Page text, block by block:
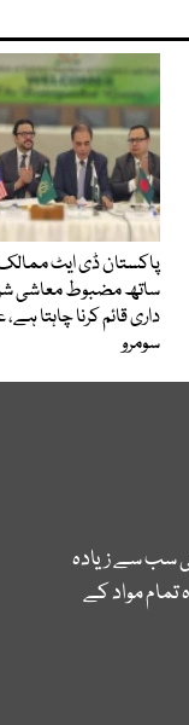
پاکستان ڈی ایٹ
ساتھ مضبوط معاشی
داری قائم کرنا چاہتا
سومرو
سب سے زیادہ
مواد کے